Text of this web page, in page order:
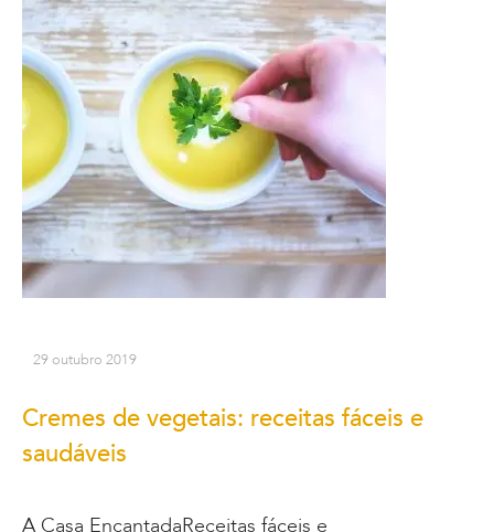
29 outubro 2019
Cremes de vegetais: receitas fáceis e
saudáveis
A Casa EncantadaReceitas fáceis e